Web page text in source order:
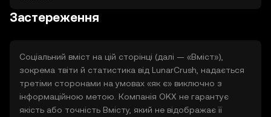
Застереження
Соціальний вміст на цій сторінці (далі — «Вміст»),
зокрема твіти й статистика від LunarCrush, надається
третіми сторонами на умовах «як є» виключно з
інформаційною метою. Компанія OKX не гарантує
якість або точність Вмісту, який не відображає її